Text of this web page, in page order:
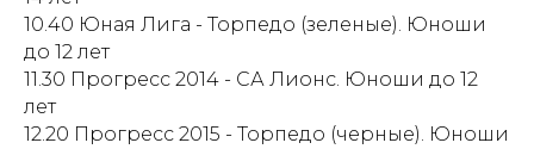
10.40 Юная Лига - Торпедо (зеленые). Юноши
до 12 лет
11.30 Прогресс 2014 - СА Лионс. Юноши до 12
лет
12.20 Прогресс 2015 - Торпедо (черные). Юноши